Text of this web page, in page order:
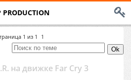
PRODUCTION
1 из 1 1
на движке Far Cry 3